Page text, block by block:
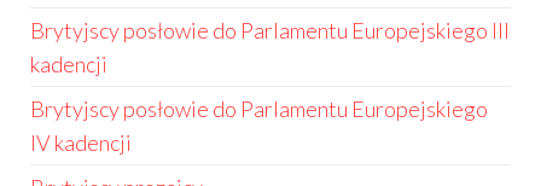
Brytyjscy posłowie do Parlamentu Europejskiego III
kadencji
Brytyjscy posłowie do Parlamentu Europejskiego
IV kadencji